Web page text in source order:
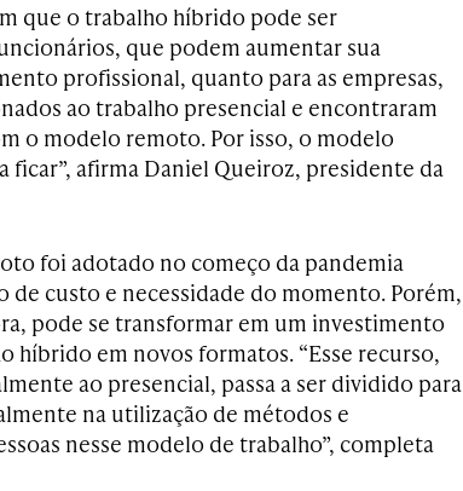
que o trabalho híbrido pode ser
que podem aumentar sua
profissional, quanto para as empresas,
ao trabalho presencial e encontraram
o modelo remoto. Por isso, o modelo
ficar”, afirma Daniel Queiroz, presidente da
foi adotado no começo da pandemia
de custo e necessidade do momento. Porém,
pode se transformar em um investimento
híbrido em novos formatos. “Esse recurso,
ao presencial, passa a ser dividido para
na utilização de métodos e
nesse modelo de trabalho”, completa